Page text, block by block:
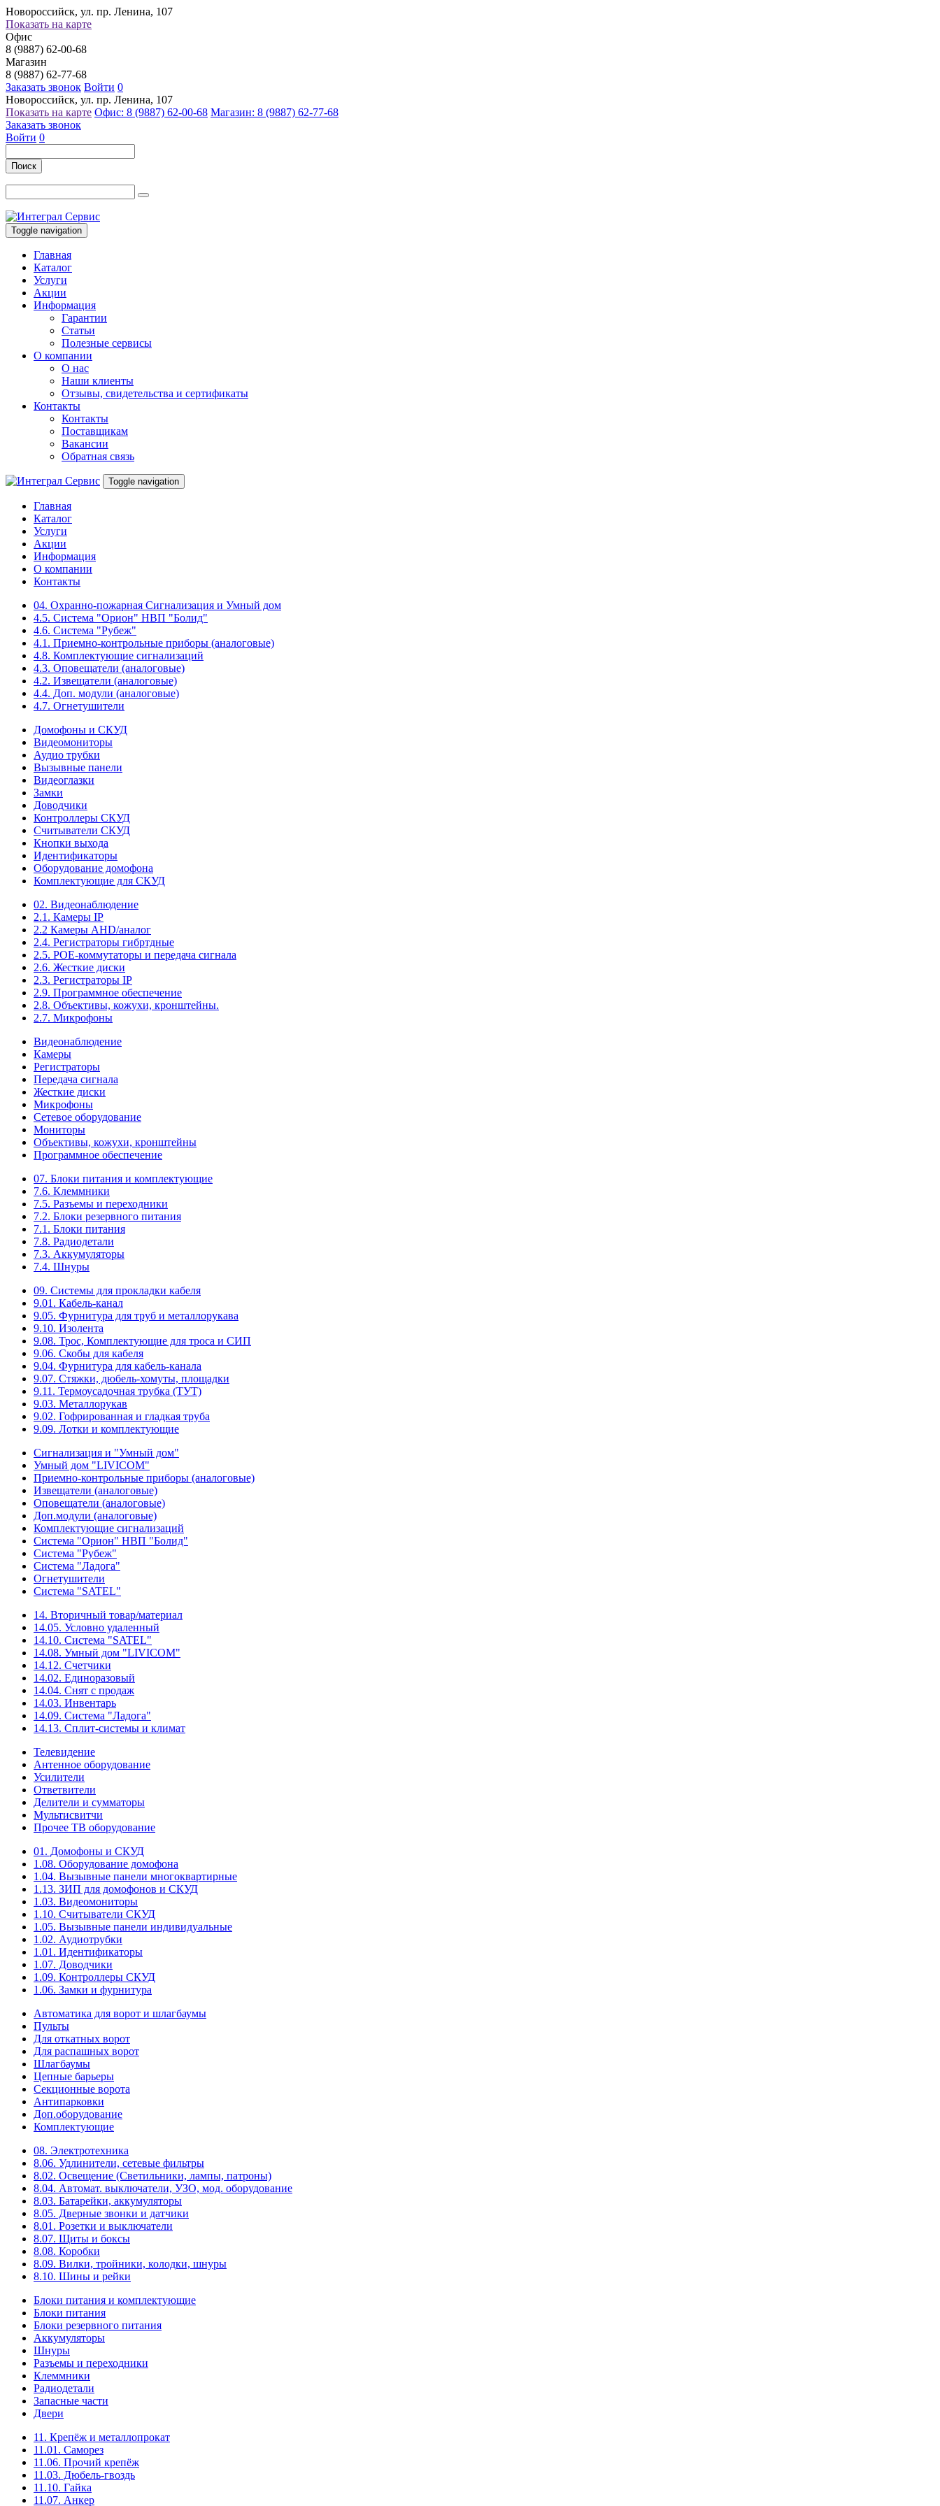
Новороссийск, ул. пр. Ленина, 107
Показать на карте
Офис
8 (9887) 62-00-68
Магазин
8 (9887) 62-77-68
Заказать звонок Войти 0
Новороссийск, ул. пр. Ленина, 107
Показать на карте Офис: 8 (9887) 62-00-68 Магазин: 8 (9887) 62-77-68
Заказать звонок
Войти 0
Поиск
Toggle navigation
Главная
Каталог
Услуги
Акции
Информация
Гарантии
Статьи
Полезные сервисы
О компании
О нас
Наши клиенты
Отзывы, свидетельства и сертификаты
Контакты
Контакты
Поставщикам
Вакансии
Обратная связь
Toggle navigation
Главная
Каталог
Услуги
Акции
Информация
О компании
Контакты
04. Охранно-пожарная Сигнализация и Умный дом
4.5. Система "Орион" НВП "Болид"
4.6. Система "Рубеж"
4.1. Приемно-контрольные приборы (аналоговые)
4.8. Комплектующие сигнализаций
4.3. Оповещатели (аналоговые)
4.2. Извещатели (аналоговые)
4.4. Доп. модули (аналоговые)
4.7. Огнетушители
Домофоны и СКУД
Видеомониторы
Аудио трубки
Вызывные панели
Видеоглазки
Замки
Доводчики
Контроллеры СКУД
Считыватели СКУД
Кнопки выхода
Идентификаторы
Оборудование домофона
Комплектующие для СКУД
02. Видеонаблюдение
2.1. Камеры IP
2.2 Камеры AHD/аналог
2.4. Регистраторы гибртдные
2.5. РОЕ-коммутаторы и передача сигнала
2.6. Жесткие диски
2.3. Регистраторы IP
2.9. Программное обеспечение
2.8. Объективы, кожухи, кронштейны.
2.7. Микрофоны
Видеонаблюдение
Камеры
Регистраторы
Передача сигнала
Жесткие диски
Микрофоны
Сетевое оборудование
Мониторы
Объективы, кожухи, кронштейны
Программное обеспечение
07. Блоки питания и комплектующие
7.6. Клеммники
7.5. Разъемы и переходники
7.2. Блоки резервного питания
7.1. Блоки питания
7.8. Радиодетали
7.3. Аккумуляторы
7.4. Шнуры
09. Системы для прокладки кабеля
9.01. Кабель-канал
9.05. Фурнитура для труб и металлорукава
9.10. Изолента
9.08. Трос, Комплектующие для троса и СИП
9.06. Скобы для кабеля
9.04. Фурнитура для кабель-канала
9.07. Стяжки, дюбель-хомуты, площадки
9.11. Термоусадочная трубка (ТУТ)
9.03. Металлорукав
9.02. Гофрированная и гладкая труба
9.09. Лотки и комплектующие
Сигнализация и "Умный дом"
Умный дом "LIVICOM"
Приемно-контрольные приборы (аналоговые)
Извещатели (аналоговые)
Оповещатели (аналоговые)
Доп.модули (аналоговые)
Комплектующие сигнализаций
Система "Орион" НВП "Болид"
Система "Рубеж"
Система "Ладога"
Огнетушители
Система "SATEL"
14. Вторичный товар/материал
14.05. Условно удаленный
14.10. Система "SATEL"
14.08. Умный дом "LIVICOM"
14.12. Счетчики
14.02. Единоразовый
14.04. Снят с продаж
14.03. Инвентарь
14.09. Система "Ладога"
14.13. Сплит-системы и климат
Телевидение
Антенное оборудование
Усилители
Ответвители
Делители и сумматоры
Мультисвитчи
Прочее ТВ оборудование
01. Домофоны и СКУД
1.08. Оборудование домофона
1.04. Вызывные панели многоквартирные
1.13. ЗИП для домофонов и СКУД
1.03. Видеомониторы
1.10. Считыватели СКУД
1.05. Вызывные панели индивидуальные
1.02. Аудиотрубки
1.01. Идентификаторы
1.07. Доводчики
1.09. Контроллеры СКУД
1.06. Замки и фурнитура
Автоматика для ворот и шлагбаумы
Пульты
Для откатных ворот
Для распашных ворот
Шлагбаумы
Цепные барьеры
Секционные ворота
Антипарковки
Доп.оборудование
Комплектующие
08. Электротехника
8.06. Удлинители, сетевые фильтры
8.02. Освещение (Светильники, лампы, патроны)
8.04. Автомат. выключатели, УЗО, мод. оборудование
8.03. Батарейки, аккумуляторы
8.05. Дверные звонки и датчики
8.01. Розетки и выключатели
8.07. Щиты и боксы
8.08. Коробки
8.09. Вилки, тройники, колодки, шнуры
8.10. Шины и рейки
Блоки питания и комплектующие
Блоки питания
Блоки резервного питания
Аккумуляторы
Шнуры
Разъемы и переходники
Клеммники
Радиодетали
Запасные части
Двери
11. Крепёж и металлопрокат
11.01. Саморез
11.06. Прочий крепёж
11.03. Дюбель-гвоздь
11.10. Гайка
11.07. Анкер